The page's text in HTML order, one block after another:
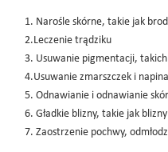
1. Narośle skórne, takie jak
2.Leczenie trądziku
3. Usuwanie pigmentacji,
4.Usuwanie zmarszczek i
5. Odnawianie i odnawianie
6. Gładkie blizny, takie jak
7. Zaostrzenie pochwy,